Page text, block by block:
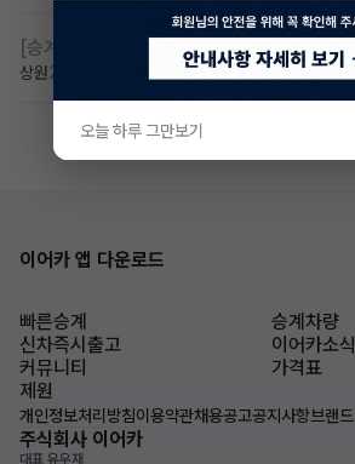
[승계찾아줘] 만24세 무보증 승계 구합니다
상원2일 전 댓글 2
이어카 앱 다운로드
빠른승계
승계차량
신차즉시출고
이어카소식
커뮤니티
가격표
제원
개인정보처리방침이용약관채용공고공지사항브랜드
주식회사 이어카
대표 유우재
오늘 하루 그만보기